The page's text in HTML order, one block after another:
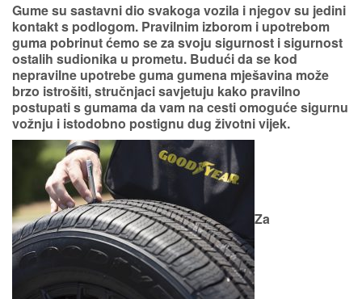
Gume su sastavni dio svakoga vozila i njegov su jedini
kontakt s podlogom. Pravilnim izborom i upotrebom
guma pobrinut ćemo se za svoju sigurnost i sigurnost
ostalih sudionika u prometu. Budući da se kod
nepravilne upotrebe guma gumena mješavina može
brzo istrošiti, stručnjaci savjetuju kako pravilno
postupati s gumama da vam na cesti omoguće sigurnu
vožnju i istodobno postignu dug životni vijek.
Za